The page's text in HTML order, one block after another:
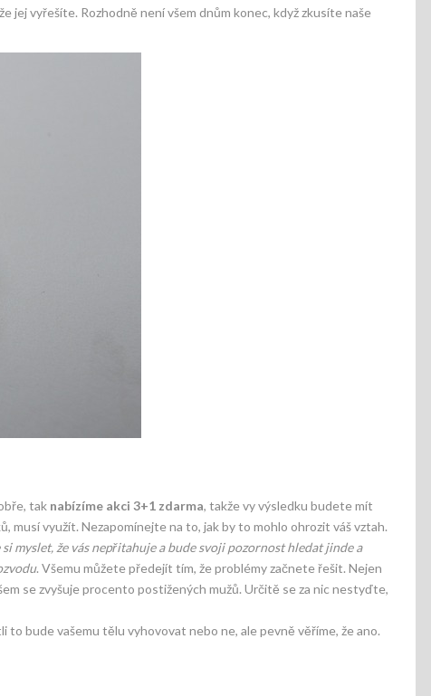
jej vyřešíte. Rozhodně není všem dnům konec, když zkusíte naše
tak nabízíme akci 3+1 zdarma, takže vy výsledku budete mít
využít. Nezapomínejte na to, jak by to mohlo ohrozit váš vztah.
myslet, že vás nepřitahuje a bude svoji pozornost hledat jinde a
. Všemu můžete předejít tím, že problémy začnete řešit. Nejen
se zvyšuje procento postižených mužů. Určitě se za nic nestyďte,
bude vašemu tělu vyhovovat nebo ne, ale pevně věříme, že ano.